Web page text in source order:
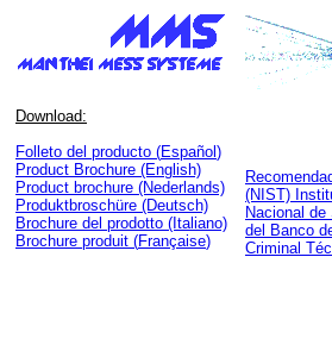
Download:
Folleto del producto (Español )
Product Brochure (English)
Product brochure (Nederlands)
Produktbroschüre (Deutsch)
Brochure del prodotto (Italiano)
Brochure produit (Française)
(NIST)
Nacional de
del Banco
Criminal